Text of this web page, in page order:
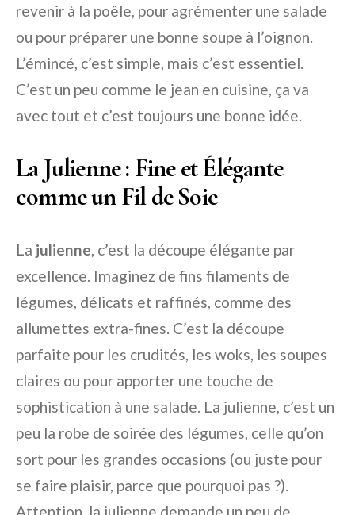
revenir à la poêle, pour agrémenter une salade
ou pour préparer une bonne soupe à l’oignon.
L’émincé, c’est simple, mais c’est essentiel.
C’est un peu comme le jean en cuisine, ça va
avec tout et c’est toujours une bonne idée.
La Julienne : Fine et Élégante
comme un Fil de Soie
La julienne, c’est la découpe élégante par
excellence. Imaginez de fins filaments de
légumes, délicats et raffinés, comme des
allumettes extra-fines. C’est la découpe
parfaite pour les crudités, les woks, les soupes
claires ou pour apporter une touche de
sophistication à une salade. La julienne, c’est un
peu la robe de soirée des légumes, celle qu’on
sort pour les grandes occasions (ou juste pour
se faire plaisir, parce que pourquoi pas ?).